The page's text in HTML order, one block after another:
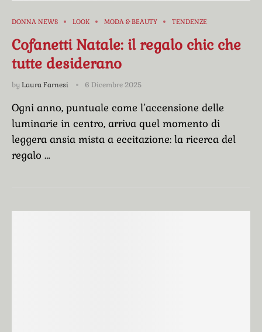
DONNA NEWS LOOK MODA & BEAUTY TENDENZE
Cofanetti Natale: il regalo chic che
tutte desiderano
by Laura Farnesi 6 Dicembre 2025
Ogni anno, puntuale come l’accensione delle
luminarie in centro, arriva quel momento di
leggera ansia mista a eccitazione: la ricerca del
regalo …